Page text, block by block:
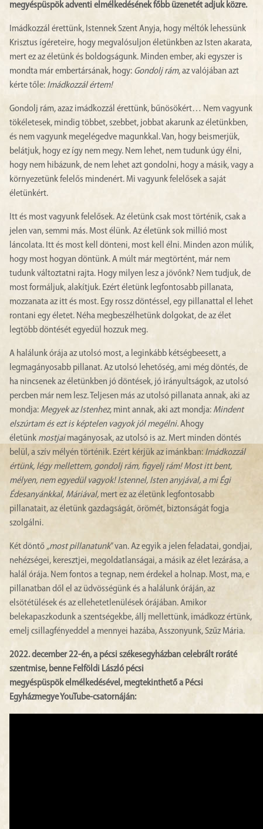
megyéspüspök adventi elmélkedésének főbb üzenetét adjuk közre.
Imádkozzál érettünk, Istennek Szent Anyja, hogy méltók lehessünk
Krisztus ígéreteire, hogy megvalósuljon életünkben az Isten akarata,
mert ez az életünk és boldogságunk. Minden ember, aki egyszer is
mondta már embertársának, hogy: Gondolj rám, az valójában azt
kérte tőle: Imádkozzál értem!
Gondolj rám, azaz imádkozzál érettünk, bűnösökért… Nem vagyunk
tökéletesek, mindig többet, szebbet, jobbat akarunk az életünkben,
és nem vagyunk megelégedve magunkkal. Van, hogy beismerjük,
belátjuk, hogy ez így nem megy. Nem lehet, nem tudunk úgy élni,
hogy nem hibázunk, de nem lehet azt gondolni, hogy a másik, vagy a
környezetünk felelős mindenért. Mi vagyunk felelősek a saját
életünkért.
Itt és most vagyunk felelősek. Az életünk csak most történik, csak a
jelen van, semmi más. Most élünk. Az életünk sok millió most
láncolata. Itt és most kell dönteni, most kell élni. Minden azon múlik,
hogy most hogyan döntünk. A múlt már megtörtént, már nem
tudunk változtatni rajta. Hogy milyen lesz a jövőnk? Nem tudjuk, de
most formáljuk, alakítjuk. Ezért életünk legfontosabb pillanata,
mozzanata az itt és most. Egy rossz döntéssel, egy pillanattal el lehet
rontani egy életet. Néha megbeszélhetünk dolgokat, de az élet
legtöbb döntését egyedül hozzuk meg.
A halálunk órája az utolsó most, a leginkább kétségbeesett, a
legmagányosabb pillanat. Az utolsó lehetőség, ami még döntés, de
ha nincsenek az életünkben jó döntések, jó irányultságok, az utolsó
percben már nem lesz. Teljesen más az utolsó pillanata annak, aki az
mondja: Megyek az Istenhez, mint annak, aki azt mondja: Mindent
elszúrtam és ezt is képtelen vagyok jól megélni.Ahogy
életünk mostjaimagányosak, az utolsó is az. Mert minden döntés
belül, a szív mélyén történik. Ezért kérjük az imánkban: Imádkozzál
értünk, légy mellettem, gondolj rám, figyelj rám! Most itt bent,
mélyen, nem egyedül vagyok! Istennel, Isten anyjával, a mi Égi
Édesanyánkkal, Máriával, mert ez az életünk legfontosabb
pillanatait, az életünk gazdagságát, örömét, biztonságát fogja
szolgálni.
Két döntő „most pillanatunk” van. Az egyik a jelen feladatai, gondjai,
nehézségei, keresztjei, megoldatlanságai, a másik az élet lezárása, a
halál órája. Nem fontos a tegnap, nem érdekel a holnap. Most, ma, e
pillanatban dől el az üdvösségünk és a halálunk óráján, az
elsötétülések és az ellehetetlenülések órájában. Amikor
belekapaszkodunk a szentségekbe, állj mellettünk, imádkozz értünk,
emelj csillagfényeddel a mennyei hazába, Asszonyunk, Szűz Mária.
2022. december 22-én, a pécsi székesegyházban celebrált roráté
szentmise, benne Felföldi László pécsi
megyéspüspök elmélkedésével, megtekinthető a Pécsi
Egyházmegye YouTube-csatornáján: